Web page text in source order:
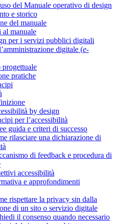
del Manuale operativo di design
e storico
del manuale
al manuale
per i servizi pubblici digitali
digitale (e-
progettuale
pratiche
by design
per l’accessibilità
guida e criteri di successo
rilasciare una dichiarazione di
di feedback e procedura di
accessibilità
e approfondimenti
rispettare la privacy sin dalla
di un sito o servizio digitale
il consenso quando necessario